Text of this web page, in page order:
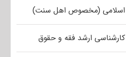
اسلامی (مخصوص اهل سنت)
کارشناسی ارشد فقه و حقوق